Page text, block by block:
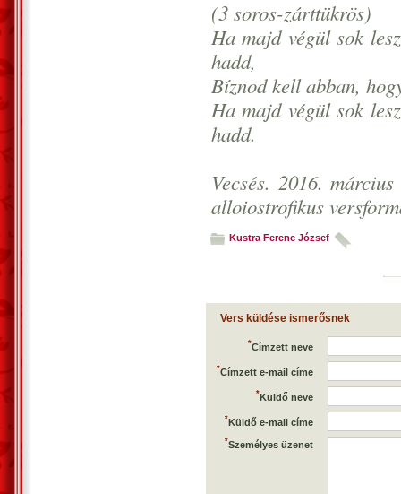
(3 soros-zárttükrös)
Ha majd végül sok
hadd,
Bíznod kell abban,
Ha majd végül sok
hadd.
Vecsés. 2016.
alloiostrofikus
Kustra Ferenc József
Vers küldése ismerősnek
*Címzett neve
*Címzett e-mail címe
*Küldő neve
*Küldő e-mail címe
*Személyes üzenet